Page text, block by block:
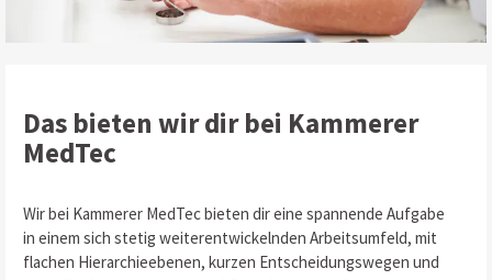
Das bieten wir dir bei Kammerer
MedTec
Wir bei Kammerer MedTec bieten dir eine spannende Aufgabe
in einem sich stetig weiterentwickelnden Arbeitsumfeld, mit
flachen Hierarchieebenen, kurzen Entscheidungswegen und